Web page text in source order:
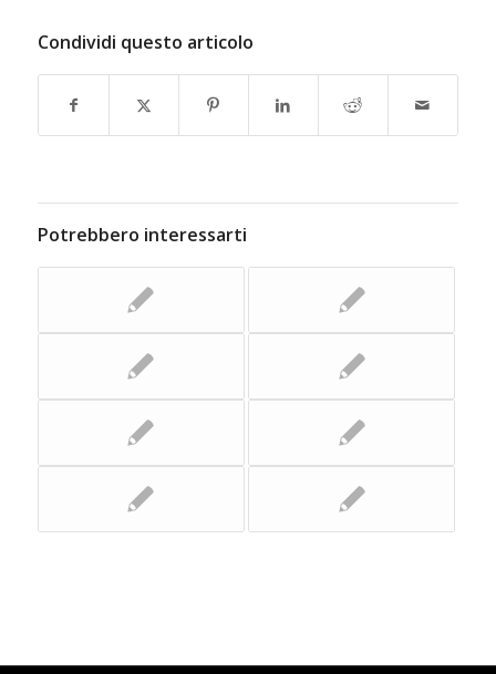
Condividi questo articolo
Potrebbero interessarti